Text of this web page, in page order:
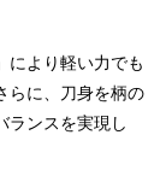
により軽い力でも
らに、刀身を柄の
ランスを実現し